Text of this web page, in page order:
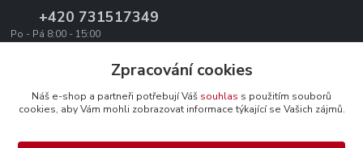
+420 731517349
Po - Pá 8:00 - 15:00
office@texevo.czZpracování cookies
Náš e-shop a partneři potřebují Váš souhlas s použitím souborů
cookies, aby Vám mohli zobrazovat informace týkající se Vašich zájmů.